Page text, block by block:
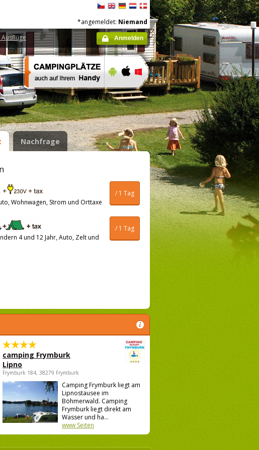
*angemeldet: Niemand
Anmelden
Nachfrage
/ 1 Tag
Wohnwagen, Strom und Orttaxe
/ 1 Tag
4 und 12 Jahr, Auto, Zelt und
camping Frymburk
Lipno
Frymburk 184, 38279 Frymburk
Camping Frymburk liegt am
Lipnostausee im
Böhmerwald. Camping
Frymburk liegt direkt am
Wasser und ha...
www Seiten